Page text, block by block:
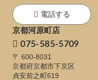
電話する
京都河原町店
075-585-5709
〒 600-8031
京都府京都市下京区
貞安前之町619